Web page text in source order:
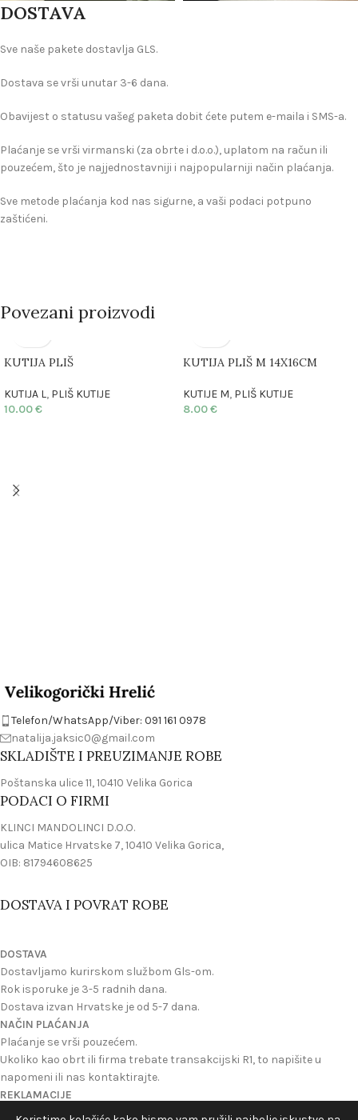
DOSTAVA
Sve naše pakete dostavlja GLS.
Dostava se vrši unutar 3-6 dana.
Obavijest o statusu vašeg paketa dobit ćete putem e-maila i SMS-a.
Plaćanje se vrši virmanski (za obrte i d.o.o.), uplatom na račun ili
pouzećem, što je najjednostavniji i najpopularniji način plaćanja.
Sve metode plaćanja kod nas sigurne, a vaši podaci potpuno
zaštićeni.
Povezani proizvodi
KUTIJA PLIŠ
KUTIJA L, PLIŠ KUTIJE
10.00€
KUTIJA PLIŠ M 14X16CM
KUTIJE M, PLIŠ KUTIJE
8.00€
Telefon/WhatsApp/Viber: 091 161 0978
natalija.jaksic0@gmail.com
SKLADIŠTE I PREUZIMANJE ROBE
Poštanska ulice 11, 10410 Velika Gorica
PODACI O FIRMI
KLINCI MANDOLINCI D.O.O.
ulica Matice Hrvatske 7, 10410 Velika Gorica,
OIB: 81794608625
DOSTAVA I POVRAT ROBE
DOSTAVA
Dostavljamo kurirskom službom Gls-om.
Rok isporuke je 3-5 radnih dana.
Dostava izvan Hrvatske je od 5-7 dana.
NAČIN PLAĆANJA
Plaćanje se vrši pouzećem.
Ukoliko kao obrt ili firma trebate transakcijski R1, to napišite u
napomeni ili nas kontaktirajte.
REKLAMACIJE
Reklamacije se mogu izvrsiti ukoliko ste dobili oštecen proizvod ili